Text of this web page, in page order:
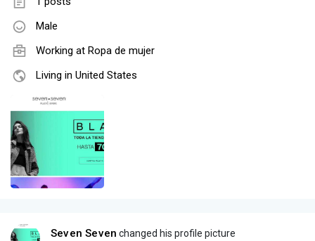
Male
Working at Ropa de mujer
Living in United States
Seven Seven changed his profile picture